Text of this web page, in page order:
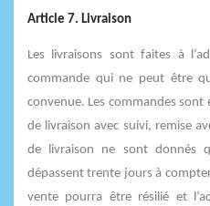
Article 7. Livraison
Les livraisons sont faites à
commande qui ne peut être
convenue. Les commandes
de livraison avec suivi, remise
de livraison ne sont donnés
dépassent trente jours à
vente pourra être résilié et